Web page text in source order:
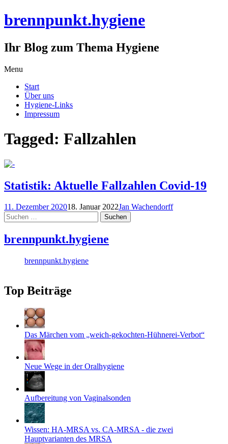
brennpunkt.hygiene
Ihr Blog zum Thema Hygiene
Menu
content
Start
Über uns
Hygiene-Links
Impressum
Tagged: Fallzahlen
Statistik: Aktuelle Fallzahlen Covid-19
11. Dezember 202018. Januar 2022Jan Wachendorff
Suchen
nach:
brennpunkt.hygiene
brennpunkt.hygiene
Top Beiträge
Das Märchen vom „weich-gekochten-Hühnerei-Verbot“
Neue Wege in der Oralhygiene
Aufbereitung von Vaginalsonden
Wissen: HA-MRSA vs. CA-MRSA - die zwei
Hauptvarianten des MRSA